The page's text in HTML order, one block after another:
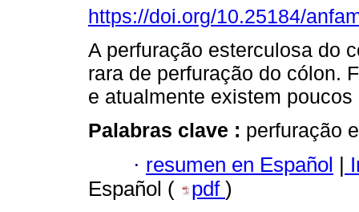
https://doi.org/10.25184/
A perfuração esterculosa do
rara de perfuração do cólon.
e atualmente existem
Palabras clave : perfuração
· resumen en Español |
Español (
pdf )